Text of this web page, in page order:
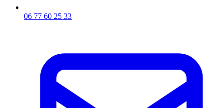
06 77 60 25 33